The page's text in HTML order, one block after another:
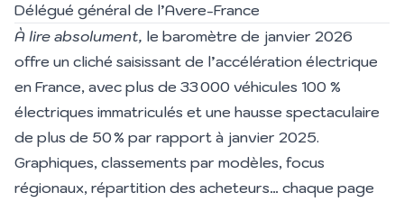
Délégué général de l’Avere-France
À lire absolument, le baromètre de janvier 2026
offre un cliché saisissant de l’accélération électrique
en France, avec plus de 33 000 véhicules 100 %
électriques immatriculés et une hausse spectaculaire
de plus de 50 % par rapport à janvier 2025.
Graphiques, classements par modèles, focus
régionaux, répartition des acheteurs… chaque page